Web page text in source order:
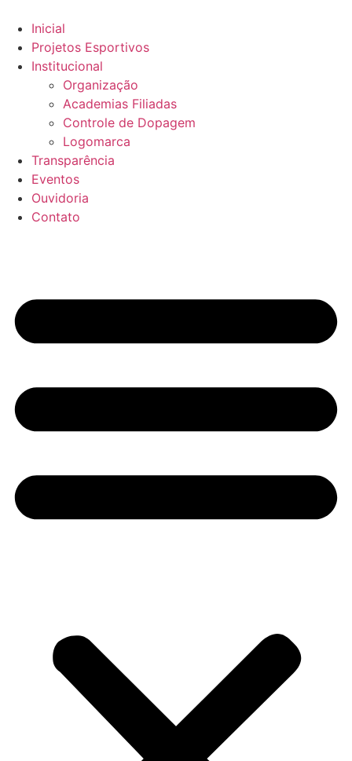
Inicial
Projetos Esportivos
Institucional
Organização
Academias Filiadas
Controle de Dopagem
Logomarca
Transparência
Eventos
Ouvidoria
Contato